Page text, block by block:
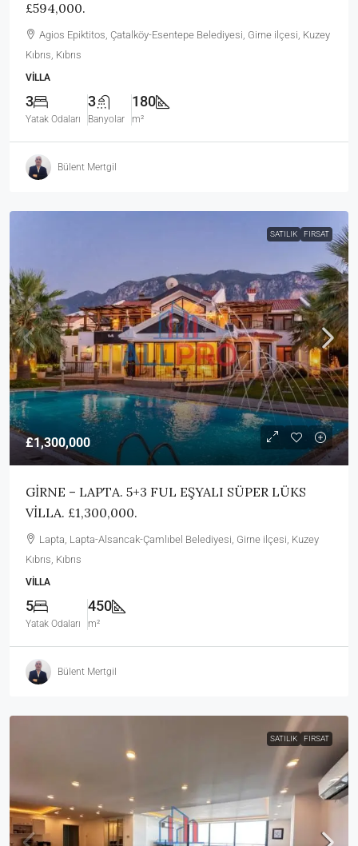
£594,000.
Agios Epiktitos, Çatalköy-Esentepe Belediyesi, Girne ilçesi, Kuzey
Kıbrıs, Kıbrıs
VILLA
3
Yatak Odaları
3
Banyolar
180
m²
Bülent Mertgil
SATILIK FIRSAT
£1,300,000
GİRNE – LAPTA. 5+3 FUL EŞYALI SÜPER LÜKS
VİLLA. £1,300,000.
Lapta, Lapta-Alsancak-Çamlıbel Belediyesi, Girne ilçesi, Kuzey
Kıbrıs, Kıbrıs
VILLA
5
Yatak Odaları
450
m²
Bülent Mertgil
SATILIK FIRSAT